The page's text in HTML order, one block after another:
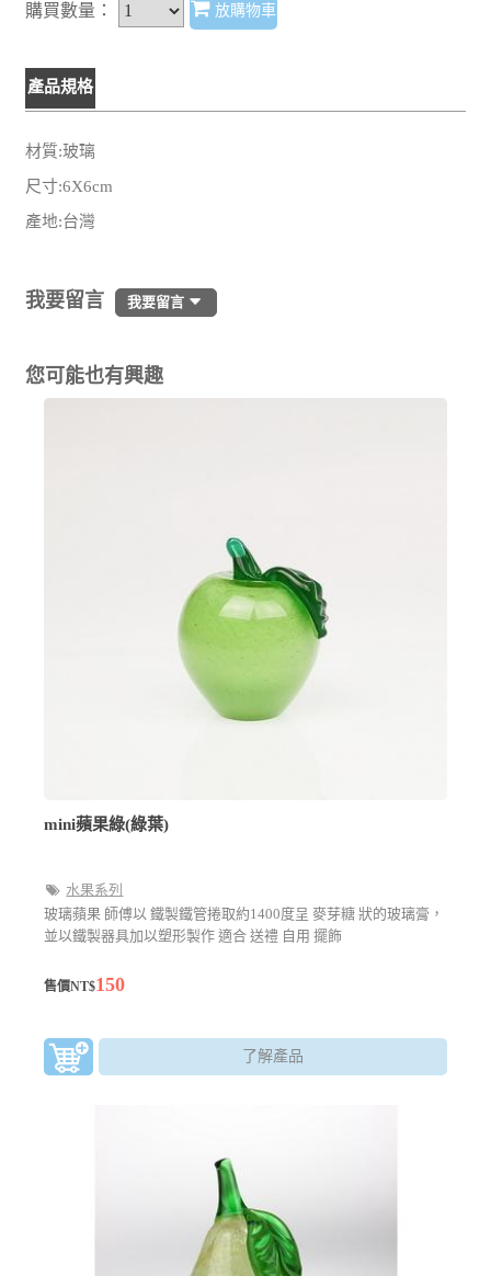
購買數量： 放購物車
產品規格
材質:玻璃
尺寸:6X6cm
產地:台灣
我要留言 我要留言
您可能也有興趣
mini蘋果綠(綠葉)
水果系列
玻璃蘋果 師傅以 鐵製鐵管捲取約1400度呈 麥芽糖 狀的玻璃膏，
並以鐵製器具加以塑形製作 適合 送禮 自用 擺飾
售價NT$150
了解產品